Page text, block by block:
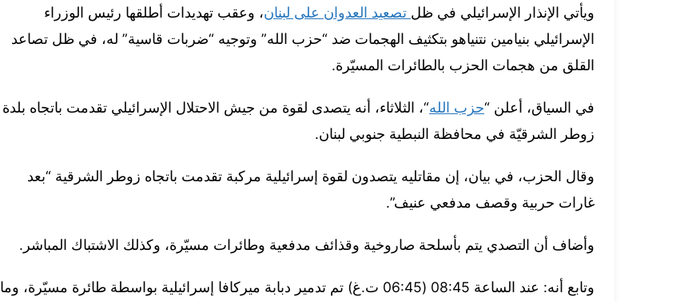
ويأتي الإنذار الإسرائيلي في ظل تصعيد العدوان على لبنان، وعقب تهديدات أطلقها رئيس الوزراء
الإسرائيلي بنيامين نتنياهو بتكثيف الهجمات ضد “حزب الله” وتوجيه “ضربات قاسية” له، في ظل تصاعد
القلق من هجمات الحزب بالطائرات المسيّرة.
في السياق، أعلن “حزب الله“، الثلاثاء، أنه يتصدى لقوة من جيش الاحتلال الإسرائيلي تقدمت باتجاه بلدة
زوطر الشرقيّة في محافظة النبطية جنوبي لبنان.
وقال الحزب، في بيان، إن مقاتليه يتصدون لقوة إسرائيلية مركبة تقدمت باتجاه زوطر الشرقية “بعد
غارات حربية وقصف مدفعي عنيف”.
وأضاف أن التصدي يتم بأسلحة صاروخية وقذائف مدفعية وطائرات مسيّرة، وكذلك الاشتباك المباشر.
وتابع أنه: عند الساعة 08:45 (06:45 ت.غ) تم تدمير دبابة ميركافا إسرائيلية بواسطة طائرة مسيّرة، وما